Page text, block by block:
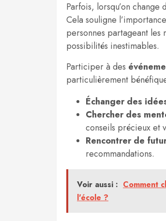
Parfois, lorsqu’on
Cela souligne
personnes partageant les
possibilités inestimables.
Participer à des
particulièrement
Échanger des
Chercher des
conseils précieux et
Rencontrer de
recommandations.
Voir aussi : Comment
l'école ?